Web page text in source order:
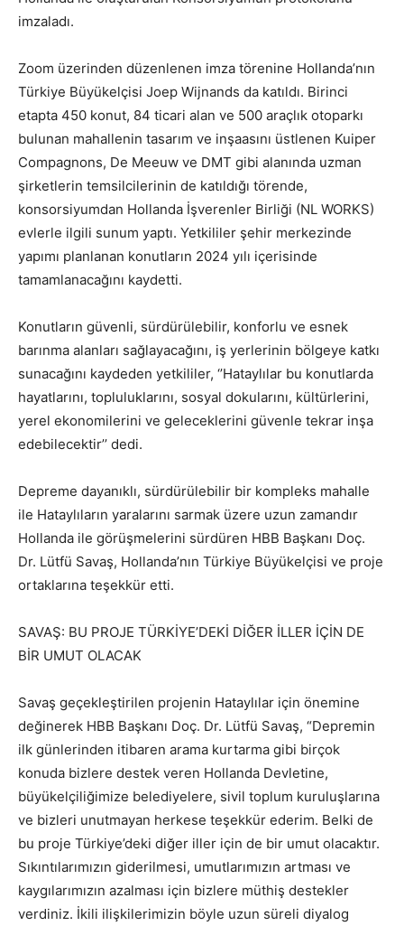
imzaladı.
Zoom üzerinden düzenlenen imza törenine Hollanda’nın
Türkiye Büyükelçisi Joep Wijnands da katıldı. Birinci
etapta 450 konut, 84 ticari alan ve 500 araçlık otoparkı
bulunan mahallenin tasarım ve inşaasını üstlenen Kuiper
Compagnons, De Meeuw ve DMT gibi alanında uzman
şirketlerin temsilcilerinin de katıldığı törende,
konsorsiyumdan Hollanda İşverenler Birliği (NL WORKS)
evlerle ilgili sunum yaptı. Yetkililer şehir merkezinde
yapımı planlanan konutların 2024 yılı içerisinde
tamamlanacağını kaydetti.
Konutların güvenli, sürdürülebilir, konforlu ve esnek
barınma alanları sağlayacağını, iş yerlerinin bölgeye katkı
sunacağını kaydeden yetkililer, ‘’Hataylılar bu konutlarda
hayatlarını, topluluklarını, sosyal dokularını, kültürlerini,
yerel ekonomilerini ve geleceklerini güvenle tekrar inşa
edebilecektir’’ dedi.
Depreme dayanıklı, sürdürülebilir bir kompleks mahalle
ile Hataylıların yaralarını sarmak üzere uzun zamandır
Hollanda ile görüşmelerini sürdüren HBB Başkanı Doç.
Dr. Lütfü Savaş, Hollanda’nın Türkiye Büyükelçisi ve proje
ortaklarına teşekkür etti.
SAVAŞ: BU PROJE TÜRKİYE’DEKİ DİĞER İLLER İÇİN DE
BİR UMUT OLACAK
Savaş geçekleştirilen projenin Hataylılar için önemine
değinerek HBB Başkanı Doç. Dr. Lütfü Savaş, “Depremin
ilk günlerinden itibaren arama kurtarma gibi birçok
konuda bizlere destek veren Hollanda Devletine,
büyükelçiliğimize belediyelere, sivil toplum kuruluşlarına
ve bizleri unutmayan herkese teşekkür ederim. Belki de
bu proje Türkiye’deki diğer iller için de bir umut olacaktır.
Sıkıntılarımızın giderilmesi, umutlarımızın artması ve
kaygılarımızın azalması için bizlere müthiş destekler
verdiniz. İkili ilişkilerimizin böyle uzun süreli diyalog